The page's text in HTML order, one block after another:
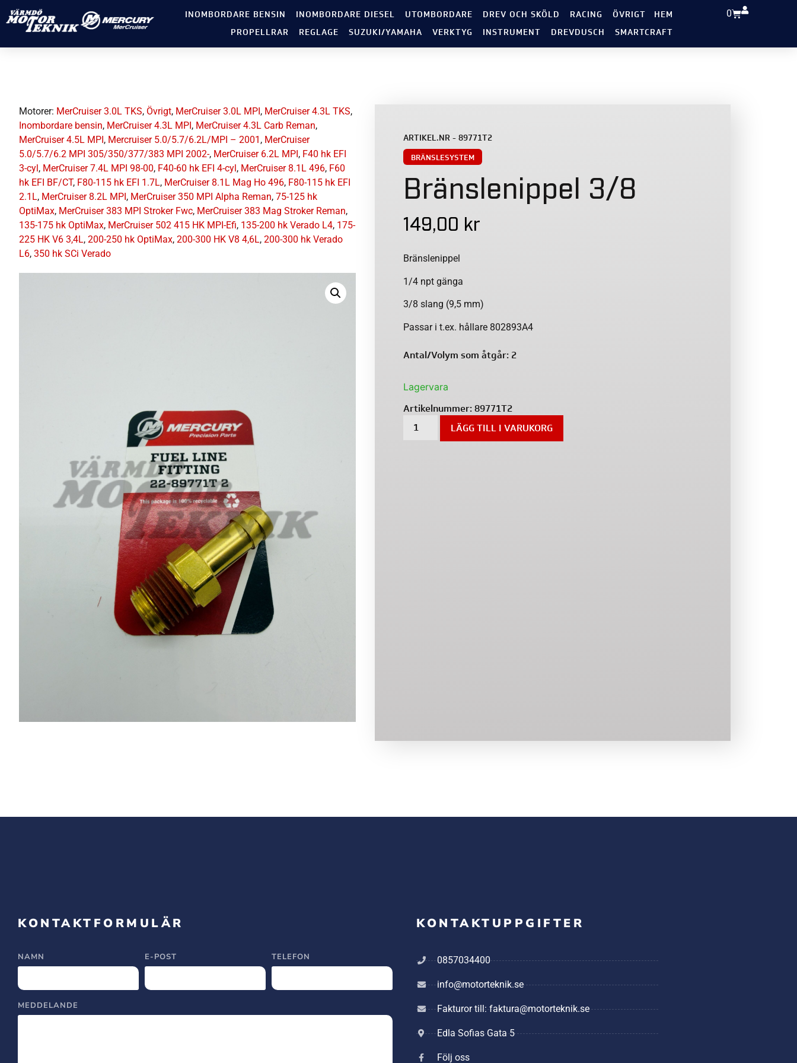
INOMBORDARE BENSIN INOMBORDARE DIESEL UTOMBORDARE DREV OCH SKÖLD RACING ÖVRIGT
HEM
PROPELLRAR
REGLAGE SUZUKI/YAMAHA VERKTYG INSTRUMENT DREVDUSCH SMARTCRAFT
0
Motorer: MerCruiser 3.0L TKS, Övrigt, MerCruiser 3.0L MPI, MerCruiser 4.3L TKS,
Inombordare bensin, MerCruiser 4.3L MPI, MerCruiser 4.3L Carb Reman,
MerCruiser 4.5L MPI, Mercruiser 5.0/5.7/6.2L/MPI – 2001 , MerCruiser
5.0/5.7/6.2 MPI 305/350/377/383 MPI 2002-, MerCruiser 6.2L MPI, F40 hk EFI
3-cyl, MerCruiser 7.4L MPI 98-00, F40-60 hk EFI 4-cyl, MerCruiser 8.1L 496, F60
hk EFI BF/CT, F80-115 hk EFI 1.7L, MerCruiser 8.1L Mag Ho 496, F80-115 hk EFI
2.1L, MerCruiser 8.2L MPI, MerCruiser 350 MPI Alpha Reman, 75-125 hk
OptiMax, MerCruiser 383 MPI Stroker Fwc, MerCruiser 383 Mag Stroker Reman,
135-175 hk OptiMax, MerCruiser 502 415 HK MPI-Efi, 135-200 hk Verado L4, 175-
225 HK V6 3,4L, 200-250 hk OptiMax, 200-300 HK V8 4,6L, 200-300 hk Verado
L6, 350 hk SCi Verado
ARTIKEL.NR - 89771T2
BRÄNSLESYSTEM
Bränslenippel 3/8
149,00 kr
Bränslenippel
1/4 npt gänga
3/8 slang (9,5 mm)
Passar i t.ex. hållare 802893A4
Antal/Volym som åtgår: 2
Lagervara
Artikelnummer:89771T2
LÄGG TILL I VARUKORG
KONTAKTFORMULÄR
NAMN E-POST TELEFON
MEDDELANDE
KONTAKTUPPGIFTER
0857034400
info@motorteknik.se
Fakturor till: faktura@motorteknik.se
Edla Sofias Gata 5
Följ oss